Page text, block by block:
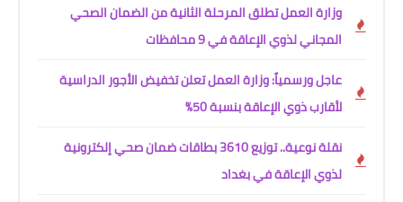
وزارة العمل تطلق المرحلة الثانية من الضمان الصحي
المجاني لذوي الإعاقة في 9 محافظات
عاجل ورسمياً: وزارة العمل تعلن تخفيض الأجور الدراسية
لأقارب ذوي الإعاقة بنسبة 50%
نقلة نوعية.. توزيع 3610 بطاقات ضمان صحي إلكترونية
لذوي الإعاقة في بغداد